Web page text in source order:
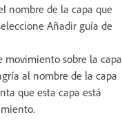
nombre de la capa que
Añadir guía de
movimiento sobre la capa
al nombre de la capa
que esta capa está